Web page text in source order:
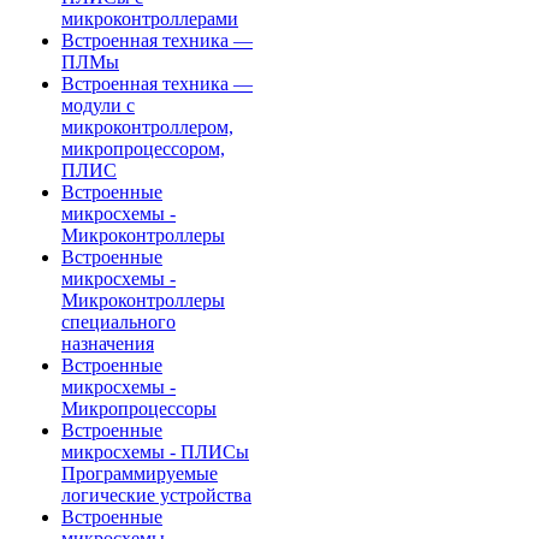
микроконтроллерами
Встроенная техника —
ПЛМы
Встроенная техника —
модули с
микроконтроллером,
микропроцессором,
ПЛИС
Встроенные
микросхемы -
Микроконтроллеры
Встроенные
микросхемы -
Микроконтроллеры
специального
назначения
Встроенные
микросхемы -
Микропроцессоры
Встроенные
микросхемы - ПЛИСы
Программируемые
логические устройства
Встроенные